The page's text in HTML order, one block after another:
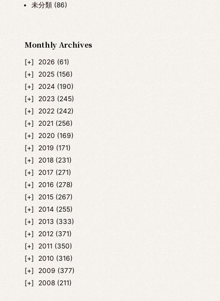
未分類(86)
Monthly Archives
2026 (61)
2025 (156)
2024 (190)
2023 (245)
2022 (242)
2021 (256)
2020 (169)
2019 (171)
2018 (231)
2017 (271)
2016 (278)
2015 (267)
2014 (255)
2013 (333)
2012 (371)
2011 (350)
2010 (316)
2009 (377)
2008 (211)